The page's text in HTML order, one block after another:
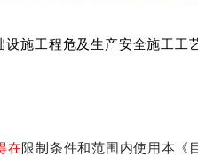
施工程危及生产安全施工工
在限制条件和范围内使用本《